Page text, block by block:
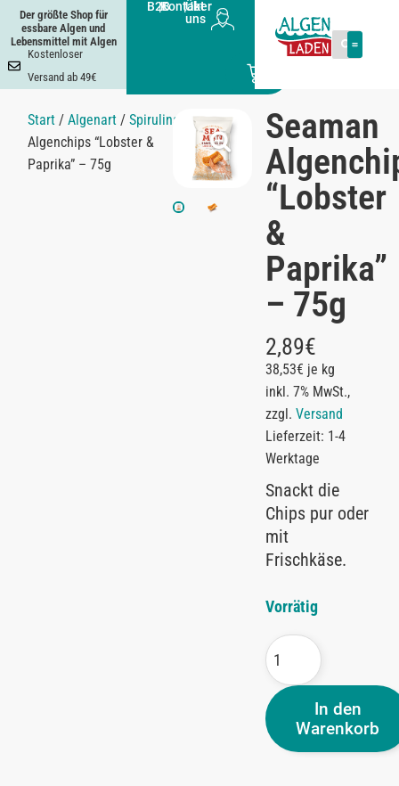
Der größte Shop für
essbare Algen und
Lebensmittel mit Algen
Kostenloser
Versand ab 49€
B2B
|Kontakt
|Über
uns
Start /Algenart /Spirulina
/ Seaman
Algenchips “Lobster &
Paprika” – 75g
Seaman
“Lobster
&
Paprika”
– 75g
2,89€
38,53€ je kg
inkl. 7% MwSt.,
zzgl.Versand
Lieferzeit: 1-4
Werktage
Snackt die
Chips pur oder
mit
Frischkäse.
Vorrätig
In den
Warenkorb